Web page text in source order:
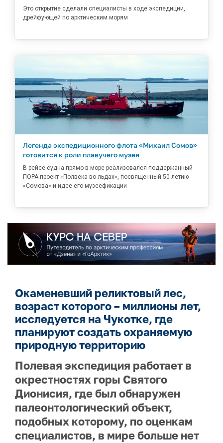
Это открытие сделали специалисты в ходе экспедиции,
дрейфующей по арктическим морям
Легенда экспедиционного флота «Михаил Сомов»
готовится к роли плавучего музея
В рейсе судна прямо в море реализовался поддержанный
ПОРА проект «Полвека во льдах», посвященный 50-летию
«Сомова» и идее его музеефикации
Окаменевший реликтовый лес,
возраст которого – миллионы лет,
исследуется на Чукотке, где
планируют создать охраняемую
природную территорию
Полевая экспедиция работает в
окрестностях горы Святого
Дионисия, где был обнаружен
палеонтологический объект,
подобных которому, по оценкам
специалистов, в мире больше нет